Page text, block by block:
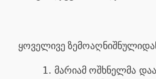
ყოველივე
მარიამ ოშხნელმა